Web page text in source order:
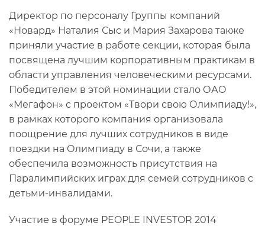
Директор по персоналу Группы компаний
«Новард» Наталия Сыс и Мария Захарова также
приняли участие в работе секции, которая была
посвящена лучшим корпоративным практикам в
области управления человеческими ресурсами.
Победителем в этой номинации стало ОАО
«Мегафон» с проектом «Твори свою Олимпиаду!»,
в рамках которого компания организовала
поощрение для лучших сотрудников в виде
поездки на Олимпиаду в Сочи, а также
обеспечила возможность присутствия на
Паралимпийских играх для семей сотрудников с
детьми-инвалидами.
Участие в форуме PEOPLE INVESTOR 2014